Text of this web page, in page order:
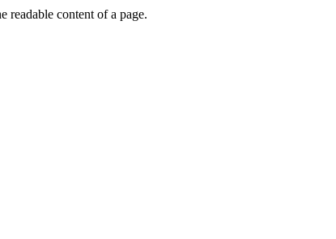
readable content of a page.